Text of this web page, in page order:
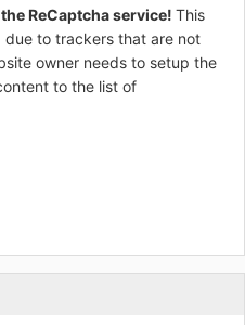
ReCaptcha service! This
to trackers that are not
owner needs to setup the
to the list of